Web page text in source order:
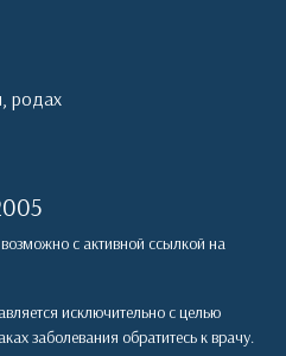
родах
с активной ссылкой на
исключительно с целью
заболевания обратитесь к врачу.